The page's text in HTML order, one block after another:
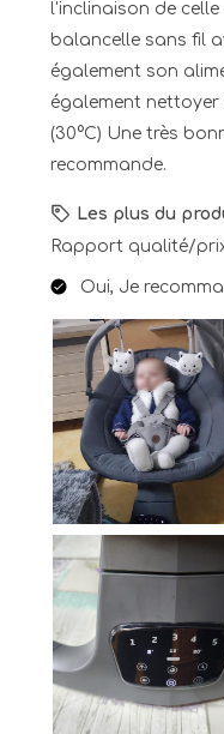
l'inclinaison de
balancelle sans fil
également son
également nettoyer
(30°C) Une très
recommande.
Les plus du
Rapport qualité/
Oui, Je